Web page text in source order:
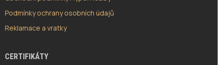
Podmínky ochrany osobních údajů
Reklamace a vratky
CERTIFIKÁTY